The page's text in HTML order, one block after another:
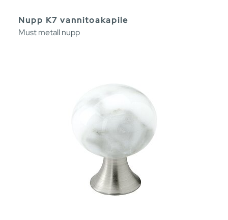
Nupp K7 vannitoakapile
Must metall nupp